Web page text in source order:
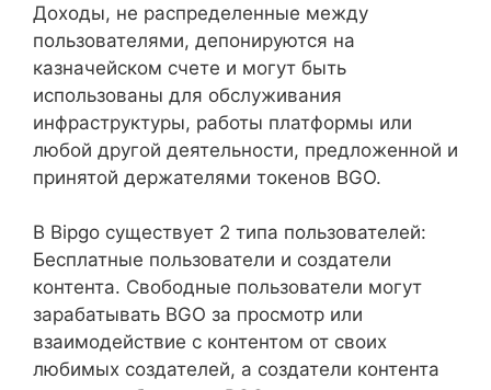
Доходы, не распределенные между
пользователями, депонируются на
казначейском счете и могут быть
использованы для обслуживания
инфраструктуры, работы платформы или
любой другой деятельности, предложенной и
принятой держателями токенов BGO.
В Bipgo существует 2 типа пользователей:
Бесплатные пользователи и создатели
контента. Свободные пользователи могут
зарабатывать BGO за просмотр или
взаимодействие с контентом от своих
любимых создателей, а создатели контента